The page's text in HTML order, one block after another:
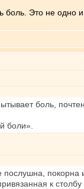
боль. Это не
боль,
боли».
к